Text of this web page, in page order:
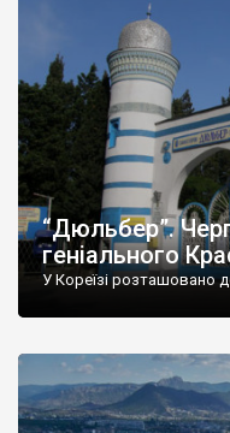
“Дюльбер”.
геніального
У Кореїзі розташовано